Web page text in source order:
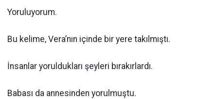
Yoruluyorum.
Bu kelime, Vera’nın içinde bir yere takılmıştı.
İnsanlar yoruldukları şeyleri bırakırlardı.
Babası da annesinden yorulmuştu.